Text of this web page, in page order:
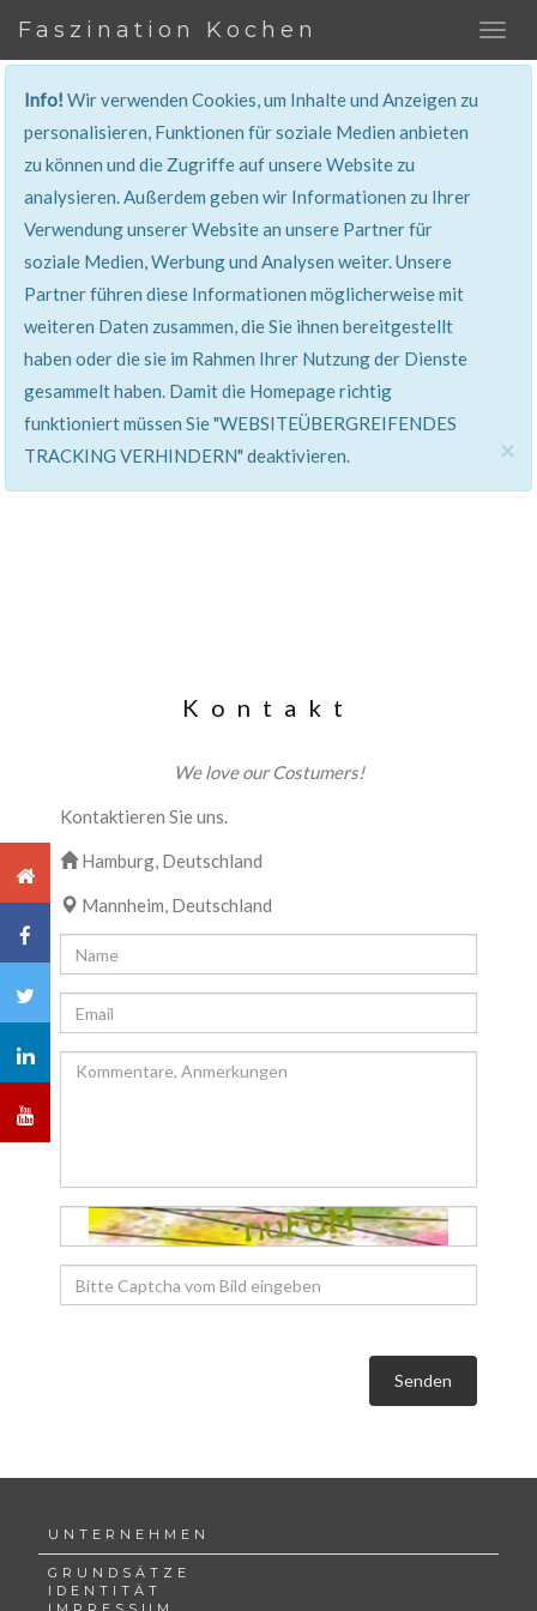
Faszination Kochen
Info!Wir verwenden Cookies, um Inhalte und Anzeigen zu
personalisieren, Funktionen für soziale Medien anbieten
zu können und die Zugriffe auf unsere Website zu
analysieren. Außerdem geben wir Informationen zu Ihrer
Verwendung unserer Website an unsere Partner für
soziale Medien, Werbung und Analysen weiter. Unsere
Partner führen diese Informationen möglicherweise mit
weiteren Daten zusammen, die Sie ihnen bereitgestellt
haben oder die sie im Rahmen Ihrer Nutzung der Dienste
gesammelt haben. Damit die Homepage richtig
funktioniert müssen Sie "WEBSITEÜBERGREIFENDES
TRACKING VERHINDERN" deaktivieren.
×
401, Nicht Erlaubt
Sie haben keinen Zugang zu diesem Bereich. Sie
werden automatisch weitergeleitet.
Kontakt
We love our Costumers!
Kontaktieren Sie uns.
Hamburg, Deutschland
Mannheim, Deutschland
Senden
UNTERNEHMEN
GRUNDSÄTZE
IDENTITÄT